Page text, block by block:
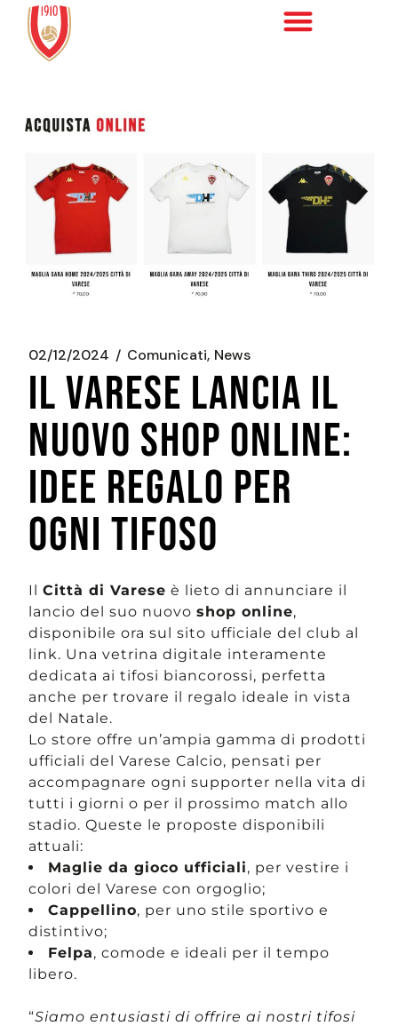
02/12/2024 Comunicati News
IL VARESE LANCIA IL
NUOVO SHOP ONLINE:
IDEE REGALO PER
OGNI TIFOSO
Il Città di Varese è lieto di annunciare il
lancio del suo nuovo shop online,
disponibile ora sul sito ufficiale del club al
link. Una vetrina digitale interamente
dedicata ai tifosi biancorossi, perfetta
anche per trovare il regalo ideale in vista
del Natale.
Lo store offre un’ampia gamma di prodotti
ufficiali del Varese Calcio, pensati per
accompagnare ogni supporter nella vita di
tutti i giorni o per il prossimo match allo
stadio. Queste le proposte disponibili
attuali:
Maglie da gioco ufficiali, per vestire i
colori del Varese con orgoglio;
Cappellino, per uno stile sportivo e
distintivo;
Felpa, comode e ideali per il tempo
libero.
“Siamo entusiasti di offrire ai nostri tifosi